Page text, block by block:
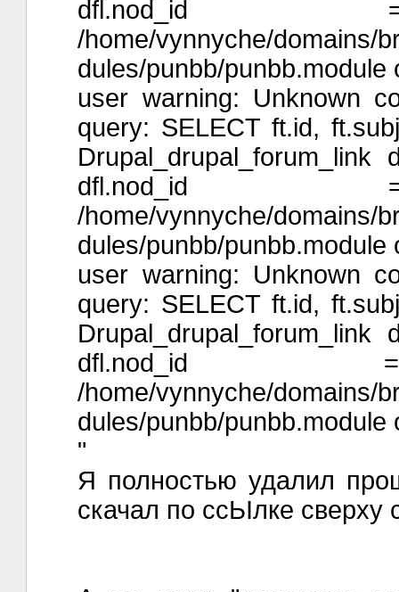
/home/vynnyche/domains/
dules/punbb/punbb.module
user warning: Unknown
query: SELECT ft.id,
/home/vynnyche/domains/
dules/punbb/punbb.module
user warning: Unknown
query: SELECT ft.id,
/home/vynnyche/domains/
dules/punbb/punbb.module
"
Я полностью удалил
скачал по ссЬІлке сверху